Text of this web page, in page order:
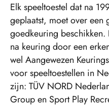
Elk speeltoestel dat na
geplaatst, moet over een
goedkeuring
na keuring door een
wel Aangewezen
voor speeltoestellen in
zijn: TÜV NORD
Group en Sport Play